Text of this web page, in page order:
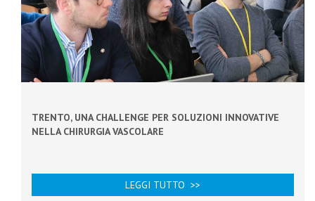
TRENTO, UNA CHALLENGE PER SOLUZIONI INNOVATIVE
NELLA CHIRURGIA VASCOLARE
LEGGI TUTTO >>